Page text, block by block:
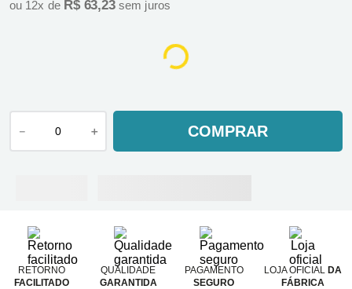
ou 12x de R$ 63,23 sem juros
＋
－ COMPRAR
RETORNO
FACILITADO
QUALIDADE
GARANTIDA
PAGAMENTO
SEGURO
LOJA OFICIALDA
FÁBRICA